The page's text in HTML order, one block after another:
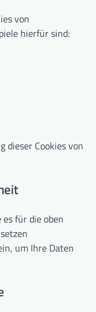
von
hierfür sind:
dieser Cookies von
für die oben
um Ihre Daten